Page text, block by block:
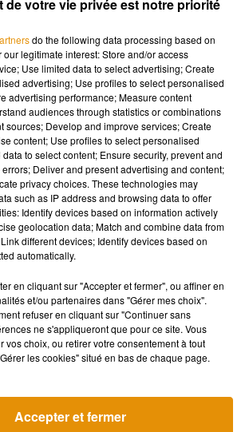
douter de la réalité du réchauffement
printemps, cette succession de
en réalité parfaitement dans le
Olivier Renard,« avec le réchauffement
répartition des précipitations qui est
des périodes très humides avec des
beaucoup plus sèches sans aucune
plus, si les températures ont pu sembler
sont en réalité parfaitement dans les
voire légèrement supérieures sur
de 0,3 à 0,4°C environ.« Les mois
étaient 1 à 1,5°C au-dessus des normales
pas forcément un été, mais Météo-
réalisé des prévisions saisonnières.
encore jusqu’à début juin, on
plutôt chaud et assez sec », estime
de votre vie privée est notre priorité
do the following data processing based on
legitimate interest: Store and/or access
Use limited data to select advertising; Create
advertising; Use profiles to select personalised
advertising performance; Measure content
audiences through statistics or combinations
sources; Develop and improve services; Create
content; Use profiles to select personalised
to select content; Ensure security, prevent and
Deliver and present advertising and content;
privacy choices. These technologies may
such as IP address and browsing data to offer
Identify devices based on information actively
geolocation data; Match and combine data from
different devices; Identify devices based on
automatically.
en cliquant sur "Accepter et fermer", ou affiner en
et/ou partenaires dans "Gérer mes choix".
refuser en cliquant sur "Continuer sans
ne s'appliqueront que pour ce site. Vous
vos choix, ou retirer votre consentement à tout
les cookies" situé en bas de chaque page.
Accepter et fermer